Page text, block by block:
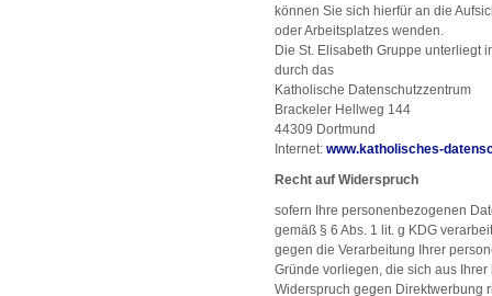
können Sie sich hierfür an die
oder Arbeitsplatzes wenden.
Die St. Elisabeth Gruppe unterliegt
durch das
Katholische Datenschutzzentrum
Brackeler Hellweg 144
44309 Dortmund
Internet: www.katholisches-
Recht auf Widerspruch
sofern Ihre personenbezogenen
gemäß § 6 Abs. 1 lit. g KDG
gegen die Verarbeitung Ihrer
Gründe vorliegen, die sich aus
Widerspruch gegen Direktwerbung